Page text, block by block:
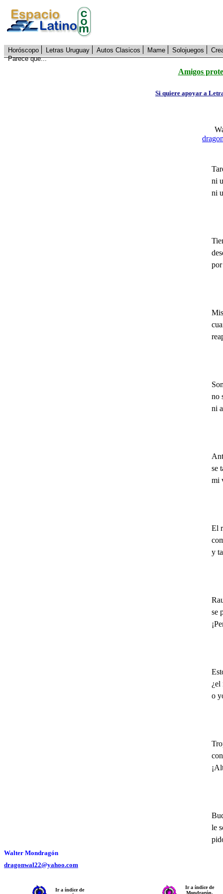
Horóscopo Letras Uruguay Autos Clasicos Mame Solojuegos
Parece que...
Amigos
Si quiere apoyar a
ni
ni
no
ni
se
mi
El
y
se
¿el
o
le
Walter Mondragón
dragonwal22@yahoo.com
Ir a índice de
Ir a índice de
Mondragón,